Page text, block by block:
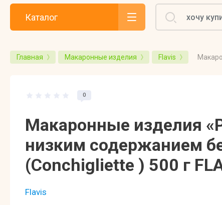
Каталог
Главная Макаронные изделия Flavis
0
Макаронные изделия
низким содержанием
(Conchigliette ) 500 г
Flavis